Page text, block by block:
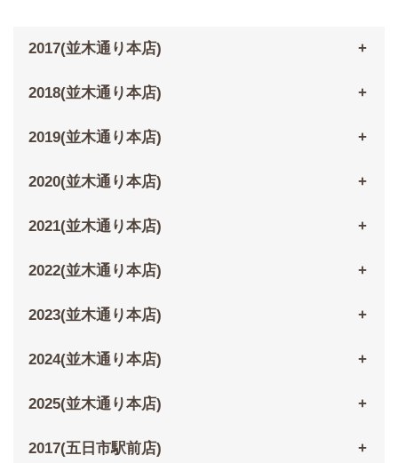
2017(並木通り本店)
2018(並木通り本店)
2019(並木通り本店)
2020(並木通り本店)
2021(並木通り本店)
2022(並木通り本店)
2023(並木通り本店)
2024(並木通り本店)
2025(並木通り本店)
2017(五日市駅前店)